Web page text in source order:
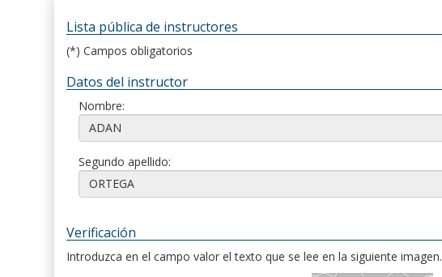
Lista pública de instructores
(*) Campos obligatorios
Datos del instructor
Nombre:
Segundo apellido:
Verificación
Introduzca en el campo valor el texto que se lee en la siguiente imagen.